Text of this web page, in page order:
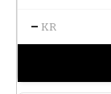
– KR